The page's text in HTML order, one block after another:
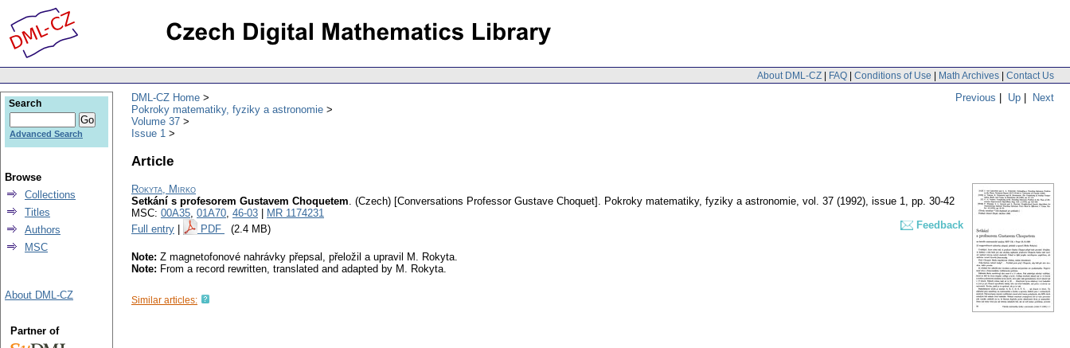
About DML-CZ | FAQ | Conditions of Use | Math Archives | Contact Us
Previous | Up | Next
DML-CZ Home
Pokroky matematiky, fyziky a astronomie
Volume 37
Issue 1
Article
Rokyta, Mirko
Setkání s profesorem Gustavem Choquetem. (Czech) [Conversations Professor Gustave Choquet]. Pokroky matematiky, fyziky a astronomie, vol. 37 (1992), issue 1, pp. 30-42
MSC: 00A35, 01A70, 46-03
MR 1174231
Full entry
PDF (2.4 MB) Feedback
Note: Z magnetofonové nahrávky přepsal, přeložil a upravil M. Rokyta.
Note: From a record rewritten, translated and adapted by M. Rokyta.
Similar articles:
Search
Advanced Search
Browse
Collections
Titles
Authors
MSC
About DML-CZ
Partner of